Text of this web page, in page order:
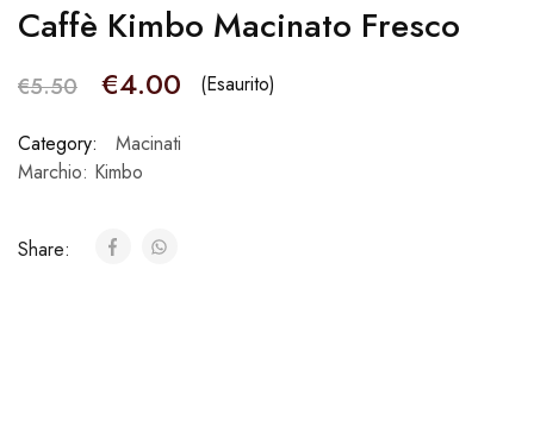
Caffè Kimbo Macinato Fresco
€5.50 €4.00 (Esaurito)
Category:
Macinati
Marchio: Kimbo
Share: